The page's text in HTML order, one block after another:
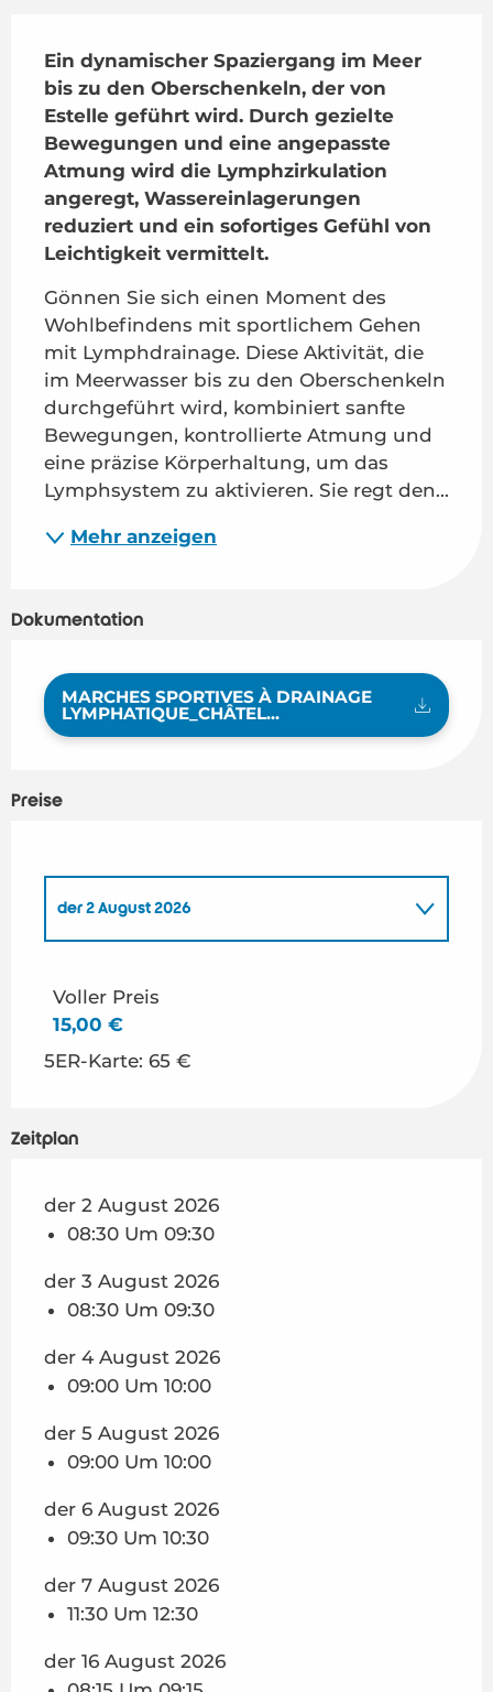
Ein dynamischer Spaziergang im Meer
bis zu den Oberschenkeln, der von
Estelle geführt wird. Durch gezielte
Bewegungen und eine angepasste
Atmung wird die Lymphzirkulation
angeregt, Wassereinlagerungen
reduziert und ein sofortiges Gefühl von
Leichtigkeit vermittelt.
Gönnen Sie sich einen Moment des
Wohlbefindens mit sportlichem Gehen
mit Lymphdrainage. Diese Aktivität, die
im Meerwasser bis zu den Oberschenkeln
durchgeführt wird, kombiniert sanfte
Bewegungen, kontrollierte Atmung und
eine präzise Körperhaltung, um das
Lymphsystem zu aktivieren. Sie regt den...
Mehr anzeigen
Dokumentation
MARCHES SPORTIVES À DRAINAGE
LYMPHATIQUE_CHÂTEL...
Preise
der 2 August 2026
der4 August 2026
der7 August 2026
der16 August 2026
der17 August 2026
der20 August 2026
der21 August 2026
31 August 2026
Voller Preis
15,00 €
5ER-Karte: 65 €
Zeitplan
der 2 August 2026
08:30 Um 09:30
der 3 August 2026
08:30 Um 09:30
der 4 August 2026
09:00 Um 10:00
der 5 August 2026
09:00 Um 10:00
der 6 August 2026
09:30 Um 10:30
der 7 August 2026
11:30 Um 12:30
der 16 August 2026